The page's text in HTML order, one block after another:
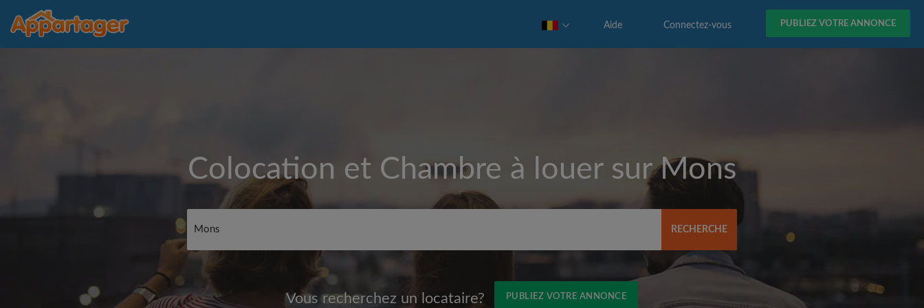
PUBLIEZ VOTRE ANNONCE
Connectez-vous
Aide
Colocation et Chambre à louer surMons
RECHERCHE
Vous recherchez un locataire? PUBLIEZ VOTRE ANNONCE
Loyer max par mois (€)